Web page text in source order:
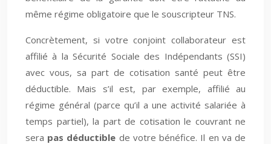
même régime obligatoire que le souscripteur TNS.
Concrètement, si votre conjoint collaborateur est
affilié à la Sécurité Sociale des Indépendants (SSI)
avec vous, sa part de cotisation santé peut être
déductible. Mais s’il est, par exemple, affilié au
régime général (parce qu’il a une activité salariée à
temps partiel), la part de cotisation le couvrant ne
sera pas déductible de votre bénéfice. Il en va de